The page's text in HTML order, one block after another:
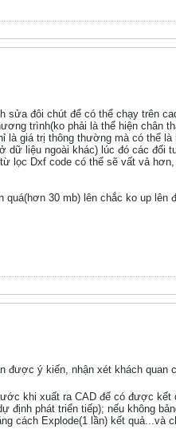
sửa đôi chút để có thể chạy trên
trình(ko phải là thể hiện chân
là giá trị thông thường mà có thể
dữ liệu ngoài khác) lúc đó các đối
lọc Dxf code có thể sẽ vất vả
quá(hơn 30 mb) lên chắc ko up lên
ý kiến, nhận xét khách quan
khi xuất ra CAD để có được kết
định phát triển tiếp); nếu không
cách Explode(1 lần) kết quả...và